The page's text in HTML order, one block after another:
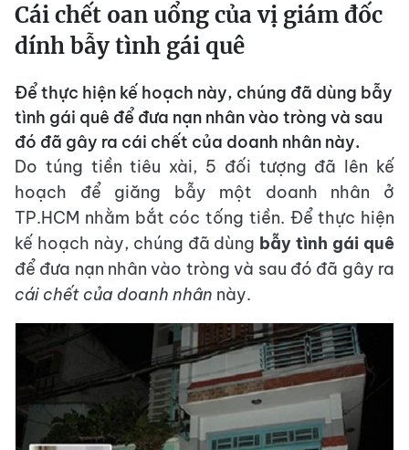
Cái chết oan uổng của vị giám đốc
dính bẫy tình gái quê
Để thực hiện kế hoạch này, chúng đã dùng bẫy
tình gái quê để đưa nạn nhân vào tròng và sau
đó đã gây ra cái chết của doanh nhân này.
Do túng tiền tiêu xài, 5 đối tượng đã lên kế
hoạch để giăng bẫy một doanh nhân ở
TP.HCM nhằm bắt cóc tống tiền. Để thực hiện
kế hoạch này, chúng đã dùng bẫy tình gái quê
để đưa nạn nhân vào tròng và sau đó đã gây ra
cái chết của doanh nhân này.